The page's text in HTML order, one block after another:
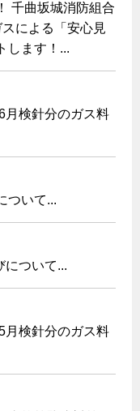
千曲坂城消防組合
による「安心見
します！...
月検針分のガス料
ついて...
について...
月検針分のガス料